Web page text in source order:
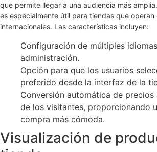
que permite llegar a una audiencia más
es especialmente útil para tiendas que operan
internacionales. Las características incluyen:
Configuración de múltiples
administración.
Opción para que los usuarios
preferido desde la interfaz de la
Conversión automática de precios
de los visitantes, proporcionando
compra más cómoda.
Visualización de